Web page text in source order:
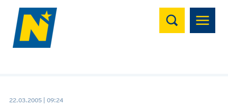
Suchen
22.03.2005 | 09:24